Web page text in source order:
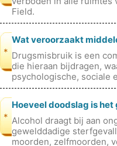
Field.
*
Wat veroorzaakt
Drugsmisbruik is een
die hieraan bijdragen,
psychologische, sociale
de belangrijkste
*
Hoeveel doodslag is
Alcohol draagt ​​bij aan
gewelddadige
moorden, zelfmoorden,